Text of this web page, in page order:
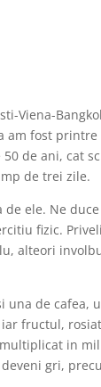
Viena-
am fost
de ani, cat
de trei zile.
ele. Ne
fizic.
alteori
una de
fructul,
in
gri,